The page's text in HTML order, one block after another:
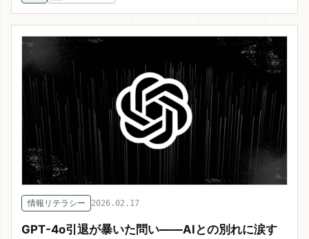
情報リテラシー 2026.02.17
GPT-4o引退が暴いた問い——AIとの別れに涙す